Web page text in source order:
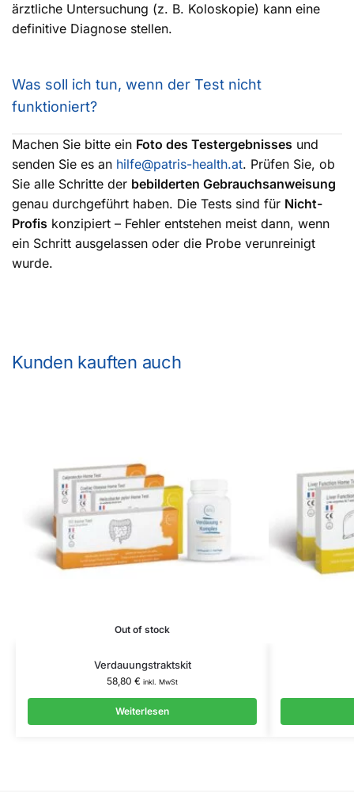
ärztliche Untersuchung (z. B. Koloskopie) kann eine
definitive Diagnose stellen.
Was soll ich tun, wenn der Test nicht
funktioniert?
Machen Sie bitte ein Foto des Testergebnisses und
senden Sie es an hilfe@patris-health.at. Prüfen Sie, ob
Sie alle Schritte der bebilderten Gebrauchsanweisung
genau durchgeführt haben. Die Tests sind für Nicht-
Profis konzipiert – Fehler entstehen meist dann, wenn
ein Schritt ausgelassen oder die Probe verunreinigt
wurde.
Kunden kauften auch
Out of stock
Verdauungstraktskit
58,80 € inkl. MwSt
Weiterlesen